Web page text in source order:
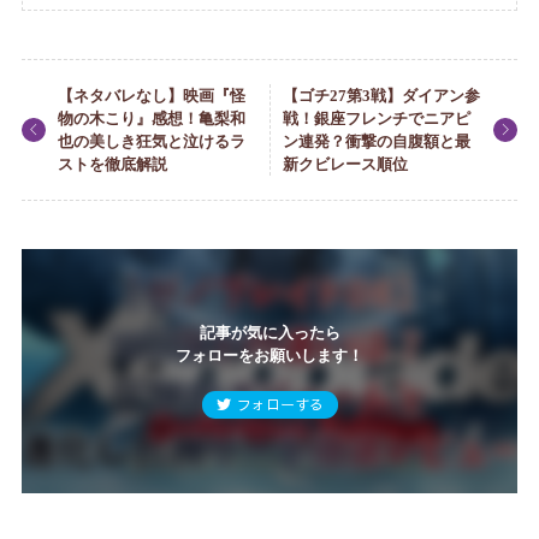
【ネタバレなし】映画『怪
物の木こり』感想！亀梨和
也の美しき狂気と泣けるラ
ストを徹底解説
【ゴチ27第3戦】ダイアン参
戦！銀座フレンチでニアピ
ン連発？衝撃の自腹額と最
新クビレース順位
記事が気に入ったら
フォローをお願いします！
フォローする